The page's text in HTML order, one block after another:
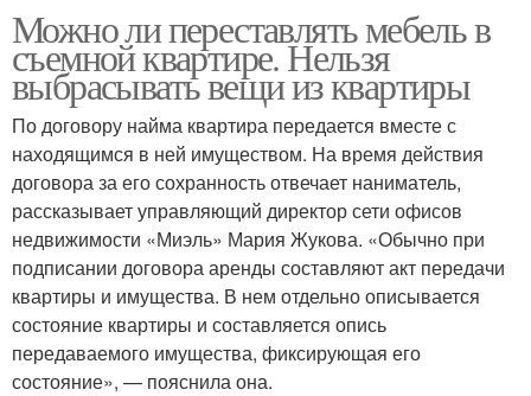
Можно ли переставлять мебель в
съемной квартире. Нельзя
выбрасывать вещи из квартиры
По договору найма квартира передается вместе с
находящимся в ней имуществом. На время действия
договора за его сохранность отвечает наниматель,
рассказывает управляющий директор сети офисов
недвижимости «Миэль» Мария Жукова. «Обычно при
подписании договора аренды составляют акт передачи
квартиры и имущества. В нем отдельно описывается
состояние квартиры и составляется опись
передаваемого имущества, фиксирующая его
состояние», — пояснила она.